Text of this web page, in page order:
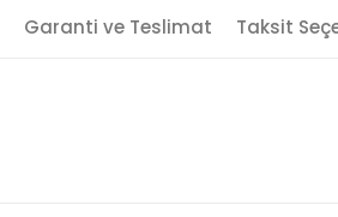
Garanti ve Teslimat Taksit